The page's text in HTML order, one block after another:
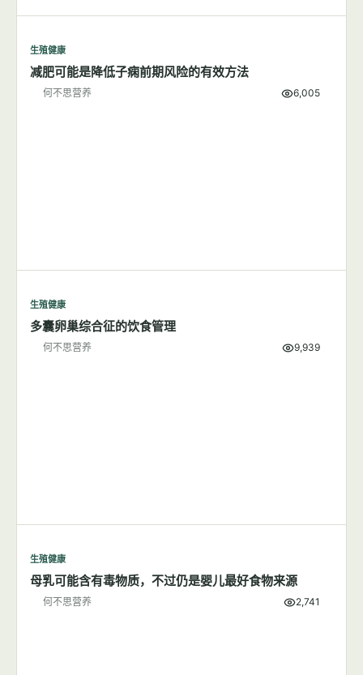
生殖健康
减肥可能是降低子痫前期风险的有效方法
何不思营养 6,005
生殖健康
多囊卵巢综合征的饮食管理
何不思营养 9,939
生殖健康
母乳可能含有毒物质，不过仍是婴儿最好食物来源
何不思营养 2,741